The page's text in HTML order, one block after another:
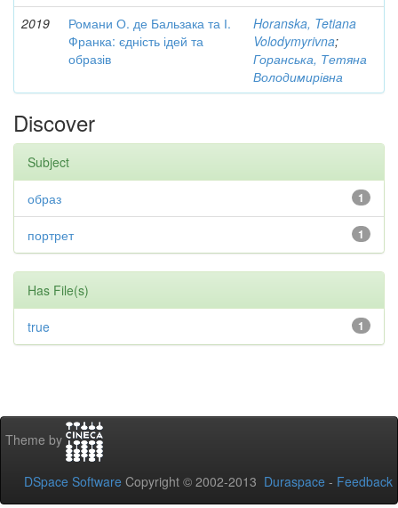
2019
Романи О. де Бальзака та І.
Франка: єдність ідей та
образів
Horanska, Tetiana
Volodymyrivna;
Горанська, Тетяна
Володимирівна
Discover
Subject
1
образ
1
портрет
Has File(s)
1
true
Theme by
DSpace Software Copyright © 2002-2013 Duraspace - Feedback